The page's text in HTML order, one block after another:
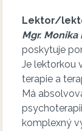
Lektor/
Mgr.
poskytuje
Je lektorkou
terapie a
Má
komplexný